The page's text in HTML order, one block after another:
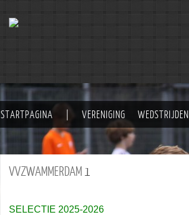
STARTPAGINA VERENIGING WEDSTRIJDEN
VVZWAMMERDAM1
SELECTIE 2025-2026